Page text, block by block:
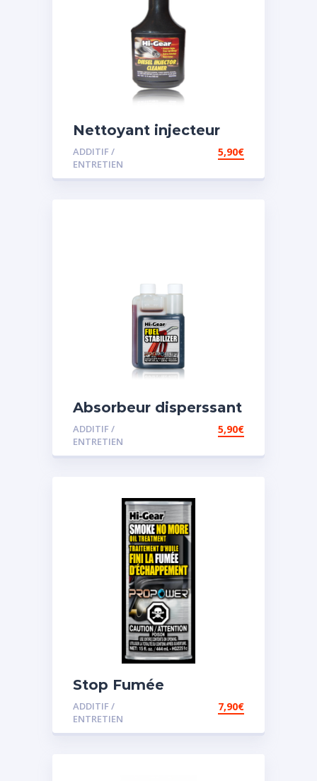
Nettoyant injecteur
diesel
ADDITIF /
ENTRETIEN
5,90€
Absorbeur disperssant
d’eau pour carburant
ADDITIF /
ENTRETIEN
5,90€
Stop Fumée
ADDITIF /
ENTRETIEN
7,90€